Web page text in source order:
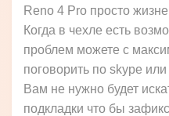
Reno 4 Pro просто
Когда в чехле есть
проблем можете с
поговорить по skype
Вам не нужно будет
подкладки что бы